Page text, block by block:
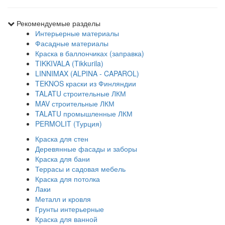
Рекомендуемые разделы
Интерьерные материалы
Фасадные материалы
Краска в баллончиках (заправка)
TIKKIVALA (Tikkurila)
LINNIMAX (ALPINA - CAPAROL)
TEKNOS краски из Финляндии
TALATU строительные ЛКМ
MAV строительные ЛКМ
TALATU промышленные ЛКМ
PERMOLIT (Турция)
Краска для стен
Деревянные фасады и заборы
Краска для бани
Террасы и садовая мебель
Краска для потолка
Лаки
Металл и кровля
Грунты интерьерные
Краска для ванной